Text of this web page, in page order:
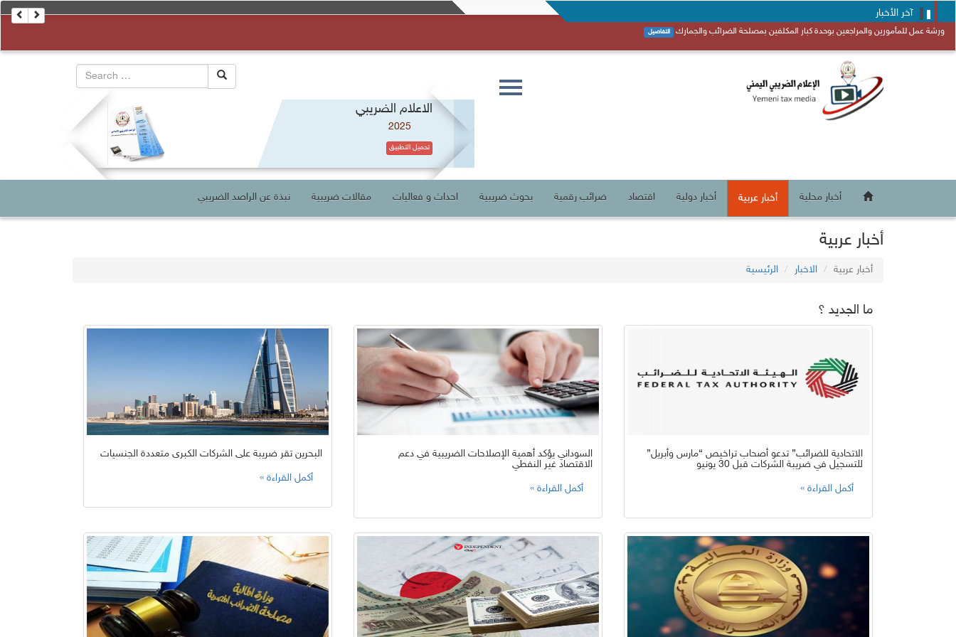
آخر الأخبار
ورشة عمل للمأمورين والمراجعين بوحدة كبار المكلفين بمصلحة الضرائب والجمارك التفاصيل
Toggle
الاعلام الضريبي
2025
تحميل التطبيق
أخبار محلية أخبار عربية أخبار دولية اقتصاد ضرائب رقمية بحوث ضريبية احداث و فعاليات مقالات ضريبية نبذة عن الراصد الضريبي
أخبار عربية
الرئيسية الاخبار أخبار عربية
ما الجديد ؟
البحرين تقر ضريبة على الشركات الكبرى متعددة الجنسيات
السوداني يؤكد أهمية الإصلاحات الضريبية في دعم
الاقتصاد غير النفطي
الاتحادية للضرائب” تدعو أصحاب تراخيص “مارس وأبريل”
للتسجيل في ضريبة الشركات قبل 30 يونيو